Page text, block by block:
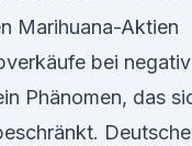
Marihuana-Aktien
bei
Phänomen, das
Deutsche